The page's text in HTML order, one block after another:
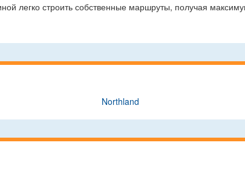
легко строить собственные маршруты, получая
Northland